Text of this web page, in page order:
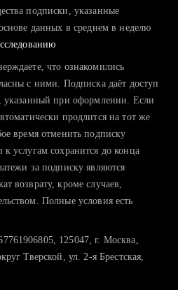
на поиск и вручную поднимаете
конкурентами и оценить шансы
подписки, указанные
данных в среднем в неделю
что ознакомились
с ними. Подписка даёт доступ
указанный при оформлении. Если
продлится на тот же
время отменить подписку
услугам сохранится до конца
за подписку являются
возврату, кроме случаев,
Полные условия есть
125047, г. Москва,
Тверской, ул. 2-я Брестская,